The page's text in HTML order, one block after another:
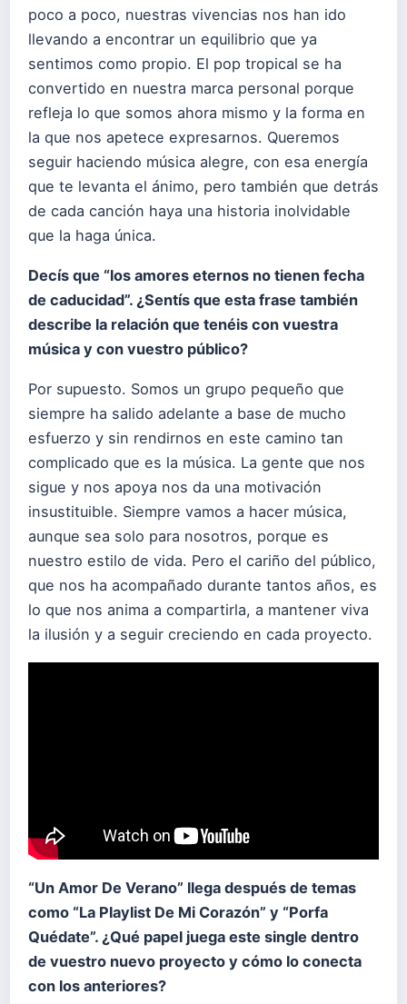
poco a poco, nuestras vivencias nos han ido
llevando a encontrar un equilibrio que ya
sentimos como propio. El pop tropical se ha
convertido en nuestra marca personal porque
refleja lo que somos ahora mismo y la forma en
la que nos apetece expresarnos. Queremos
seguir haciendo música alegre, con esa energía
que te levanta el ánimo, pero también que detrás
de cada canción haya una historia inolvidable
que la haga única.
Decís que “los amores eternos no tienen fecha
de caducidad”. ¿Sentís que esta frase también
describe la relación que tenéis con vuestra
música y con vuestro público?
Por supuesto. Somos un grupo pequeño que
siempre ha salido adelante a base de mucho
esfuerzo y sin rendirnos en este camino tan
complicado que es la música. La gente que nos
sigue y nos apoya nos da una motivación
insustituible. Siempre vamos a hacer música,
aunque sea solo para nosotros, porque es
nuestro estilo de vida. Pero el cariño del público,
que nos ha acompañado durante tantos años, es
lo que nos anima a compartirla, a mantener viva
la ilusión y a seguir creciendo en cada proyecto.
“Un Amor De Verano” llega después de temas
como “La Playlist De Mi Corazón” y “Porfa
Quédate”. ¿Qué papel juega este single dentro
de vuestro nuevo proyecto y cómo lo conecta
con los anteriores?